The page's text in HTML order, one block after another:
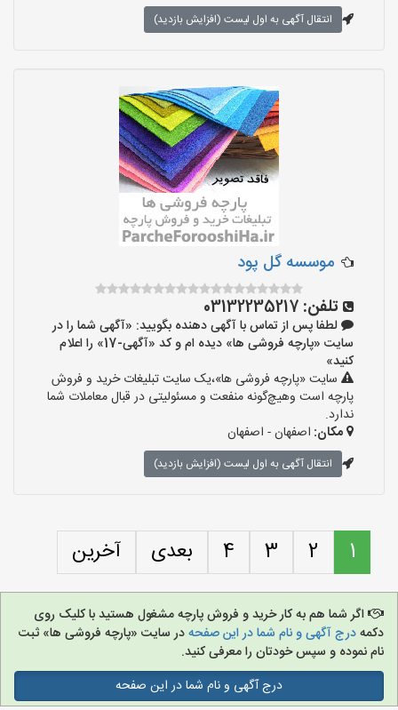
انتقال آگهی به اول لیست (افزایش بازدید)
موسسه گل پود
تلفن: 03132235217
لطفا پس از تماس با آگهی دهنده بگویید: «آگهی شما را در
سایت «پارچه فروشی ها» دیده ام و کد «آگهی-17» را اعلام
کنید»
سایت «پارچه فروشی ها»،یک سایت تبلیغات خرید و فروش
پارچه است وهیچ‌گونه منفعت و مسئولیتی در قبال معاملات شما
ندارد.
مکان: اصفهان - اصفهان
انتقال آگهی به اول لیست (افزایش بازدید)
1
2
3
4 بعدی آخرین
اگر شما هم به کار خرید و فروش پارچه مشغول هستید با کلیک روی
دکمهدرج آگهی و نام شما در این صفحهدر سایت «پارچه فروشی ها» ثبت
نام نموده و سپس خودتان را معرفی کنید.
درج آگهی و نام شما در این صفحه